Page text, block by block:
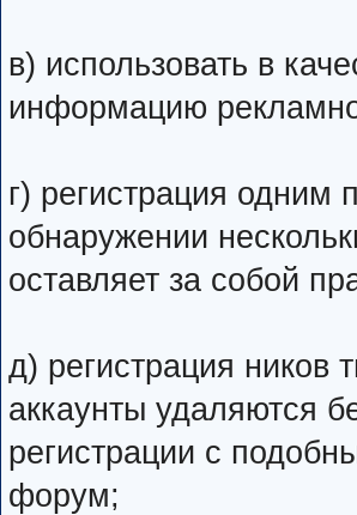
в) использовать в
информацию
г) регистрация одним
обнаружении
оставляет за собой
д) регистрация
аккаунты удаляются
регистрации с
форум;